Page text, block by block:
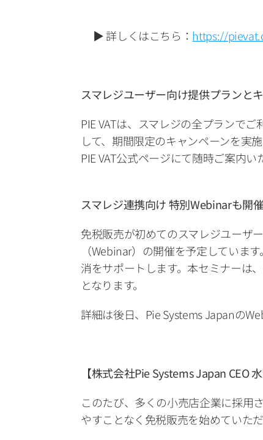
▶ 詳しくはこちら： https://
スマレジユーザー向け提供プランと
PIE VATは、スマレジの全プランで
して、期間限定のキャンペーンを実
PIE VAT公式ページにて随時ご案内い
スマレジ連携向け 特別Webinarも開
免税販売が初めてのスマレジユーザ
（Webinar）の開催を予定していま
消をサポートします。本セミナーは
となります。
詳細は後日、Pie Systems Japanの
【株式会社Pie Systems Japan CEO
このたび、多くの小売店企業に採用
やすことなく免税販売を始めていた